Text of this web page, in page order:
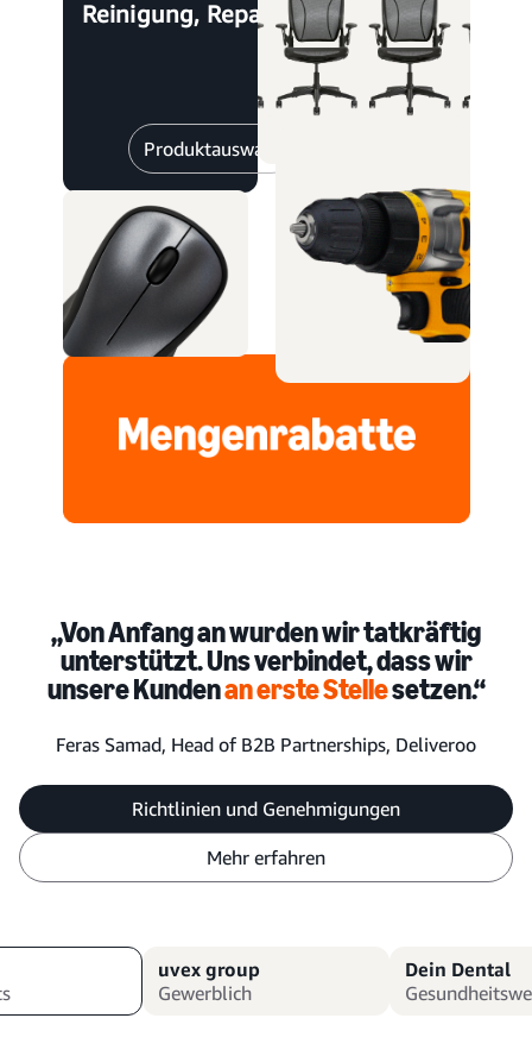
Reinigung, Reparatur
Produktauswahl
„Von Anfang an wurden wir tatkräftig
unterstützt. Uns verbindet, dass wir
unsere Kundenan erste Stellesetzen.“
Feras Samad, Head of B2B Partnerships, Deliveroo
Richtlinien und Genehmigungen
Mehr erfahren
uvex group
Gewerblich
Dein Dental